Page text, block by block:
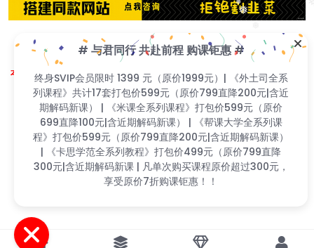
❅
❅
❅
❅
❅
❅
❅
❅
❅ ❅
Copyright © 2023 找课程网
- All rights reserved
本站支持课程资源互换，优质课程资源互换请联系微信在线客服：zkcw598 (备
注：课程互换)
闽ICP备2022077749号
# 与君同行 共赴前程 购课钜惠 #
终身SVIP会员限时 1399 元（原价1999元）| 《外土司全系
列课程》共计17套打包价599元（原价799直降200元|含近
期解码新课） | 《米课全系列课程》打包价599元（原价
699直降100元|含近期解码新课） | 《帮课大学全系列课
程》打包价599元（原价799直降200元|含近期解码新课）
| 《卡思学范全系列教程》打包价499元（原价799直降
300元|含近期解码新课 | 凡单次购买课程原价超过300元，
享受原价7折购课钜惠！！